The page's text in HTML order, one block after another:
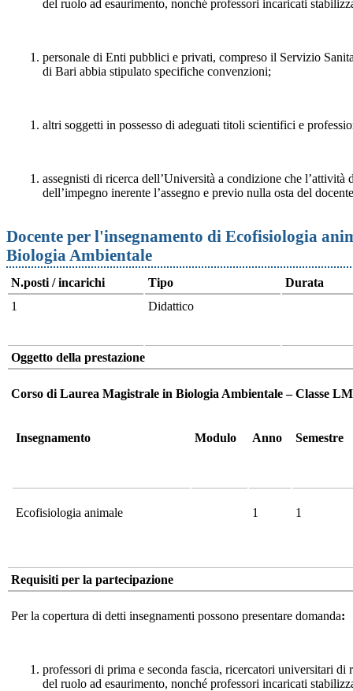
del ruolo ad esaurimento, nonché professori incaricati
personale di Enti pubblici e privati, compreso il Servizio
di Bari abbia stipulato specifiche convenzioni;
altri soggetti in possesso di adeguati titoli scientifici e
assegnisti di ricerca dell’Università a condizione che l’attività
dell’impegno inerente l’assegno e previo nulla osta del
Docente per l'insegnamento di Ecofisiologia
Biologia Ambientale
N.posti / incarichi Tipo
Durata
1
Didattico
Oggetto della prestazione
Corso di Laurea Magistrale in Biologia Ambientale – Classe
Insegnamento Modulo Anno Semestre
Ecofisiologia animale 1 1
Requisiti per la partecipazione
Per la copertura di detti insegnamenti possono presentare domanda:
professori di prima e seconda fascia, ricercatori universitari di
del ruolo ad esaurimento, nonché professori incaricati